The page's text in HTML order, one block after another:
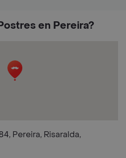
en Pereira?
Pereira, Risaralda,